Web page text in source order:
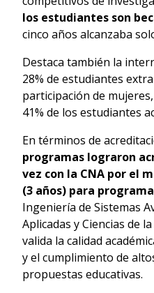
los estudiantes son
cinco años alcanzaba
Destaca también la
28% de estudiantes
participación de
41% de los estudiantes
En términos de
programas lograron
vez con la CNA por el
(3 años) para
Ingeniería de Sistemas
Aplicadas y Ciencias de
valida la calidad
y el cumplimiento de
propuestas educativas.